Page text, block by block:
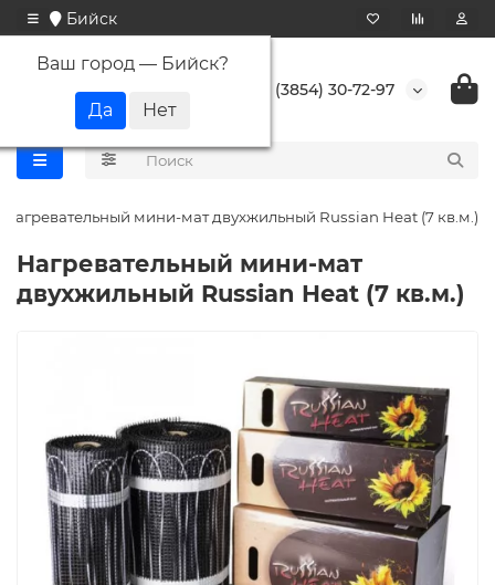
Бийск
Ваш город — Бийск?
+7 (3854) 30-72-97
Нагревательный мини-мат двухжильный Russian Heat (7 кв.м.)
Нагревательный мини-мат
двухжильный Russian Heat (7 кв.м.)